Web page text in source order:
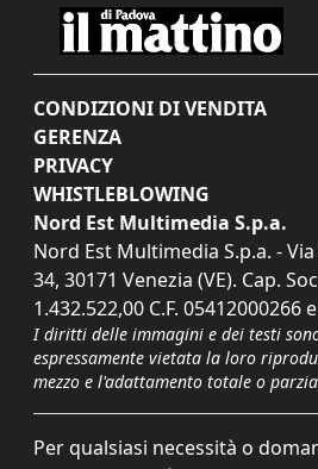
CONDIZIONI DI VENDITA
GERENZA
PRIVACY
WHISTLEBLOWING
Nord Est Multimedia S.p.a.
Nord Est Multimedia S.p.a. -
34, 30171 Venezia (VE). Cap.
1.432.522,00 C.F. 05412000266
I diritti delle immagini e dei testi
espressamente vietata la loro
mezzo e l'adattamento totale o
Per qualsiasi necessità o